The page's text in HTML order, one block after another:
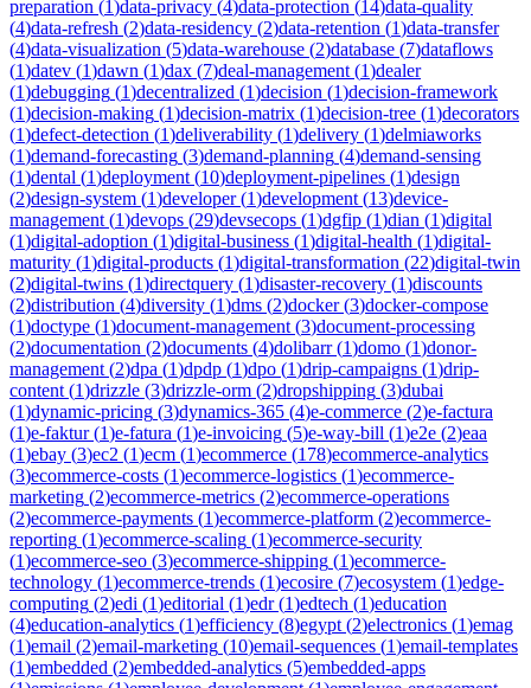
preparation (1)data-privacy (4)data-protection (14)data-quality
(4)data-refresh (2)data-residency (2)data-retention (1)data-transfer
(4)data-visualization (5)data-warehouse (2)database (7)dataflows
(1)datev (1)dawn (1)dax (7)deal-management (1)dealer
(1)debugging (1)decentralized (1)decision (1)decision-framework
(1)decision-making (1)decision-matrix (1)decision-tree (1)decorators
(1)defect-detection (1)deliverability (1)delivery (1)delmiaworks
(1)demand-forecasting (3)demand-planning (4)demand-sensing
(1)dental (1)deployment (10)deployment-pipelines (1)design
(2)design-system (1)developer(1)development (13)device-
management (1)devops (29)devsecops (1)dgfip (1)dian (1)digital
(1)digital-adoption (1)digital-business (1)digital-health (1)digital-
maturity (1)digital-products (1)digital-transformation (22)digital-twin
(2)digital-twins (1)directquery (1)disaster-recovery (1)discounts
(2)distribution (4)diversity (1)dms (2)docker(3)docker-compose
(1)doctype (1)document-management (3)document-processing
(2)documentation (2)documents (4)dolibarr(1)domo (1)donor-
management (2)dpa (1)dpdp (1)dpo (1)drip-campaigns (1)drip-
content (1)drizzle (3)drizzle-orm (2)dropshipping (3)dubai
(1)dynamic-pricing (3)dynamics-365 (4)e-commerce (2)e-factura
(1)e-faktur(1)e-fatura (1)e-invoicing (5)e-way-bill (1)e2e (2)eaa
(1)ebay (3)ec2 (1)ecm (1)ecommerce (178)ecommerce-analytics
(3)ecommerce-costs (1)ecommerce-logistics (1)ecommerce-
marketing (2)ecommerce-metrics (2)ecommerce-operations
(2)ecommerce-payments (1)ecommerce-platform (2)ecommerce-
reporting (1)ecommerce-scaling (1)ecommerce-security
(1)ecommerce-seo (3)ecommerce-shipping (1)ecommerce-
technology (1)ecommerce-trends (1)ecosire (7)ecosystem (1)edge-
computing (2)edi (1)editorial (1)edr(1)edtech (1)education
(4)education-analytics (1)efficiency (8)egypt (2)electronics (1)emag
(1)email (2)email-marketing (10)email-sequences (1)email-templates
(1)embedded (2)embedded-analytics (5)embedded-apps